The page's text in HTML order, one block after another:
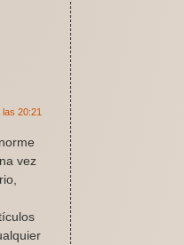
las 20:21
vez